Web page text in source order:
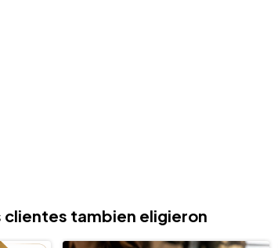
tambien eligieron